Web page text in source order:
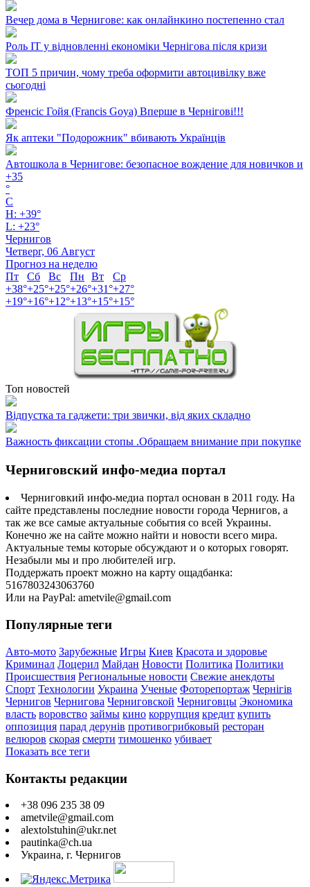
Вечер дома в Чернигове: как онлайнкино постепенно стал
Роль ІТ у відновленні економіки Чернігова після кризи
ТОП 5 причин, чому треба оформити автоцивілку вже
сьогодні
Френсіс Гойя (Francis Goya) Вперше в Чернігові!!!
Як аптеки "Подорожник" вбивають Українців
Автошкола в Чернигове: безопасное вождение для новичков и
+35
°
C
H: +39°
L: +23°
Чернигов
Четверг, 06 Август
Прогноз на неделю
Пт
Сб Вс Пн Вт
Ср
+38°+25°+25°+26°+31°+27°
+19°+16°+12°+13°+15°+15°
Топ новостей
Відпустка та гаджети: три звички, від яких складно
Важность фиксации стопы .Обращаем внимание при покупке
Черниговский инфо-медиа портал
Черниговкий инфо-медиа портал основан в 2011 году. На
сайте представлены последние новости города Чернигов, а
так же все самые актуальные события со всей Украины.
Конечно же на сайте можно найти и новости всего мира.
Актуальные темы которые обсуждают и о которых говорят.
Незабыли мы и про любителей игр.
Поддержать проект можно на карту ощадбанка:
5167803243063760
Или на PayPal: ametvile@gmail.com
Популярные теги
Авто-мото Зарубежные Игры Киев Красота и здоровье
Криминал Лоцерил Майдан Новости Политика Политики
Происшествия Региональные новости Свежие анекдоты
Спорт Технологии Украина Ученые Фоторепортаж Чернігів
Чернигов Чернигова Черниговской Черниговцы Экономика
власть воровство займы кино коррупция кредит купить
оппозиция парад дерунів противогрибковый ресторан
велюров скорая смерти тимошенко убивает
Показать все теги
Контакты редакции
+38 096 235 38 09
ametvile@gmail.com
alextolstuhin@ukr.net
pautinka@ch.ua
Украина, г. Чернигов